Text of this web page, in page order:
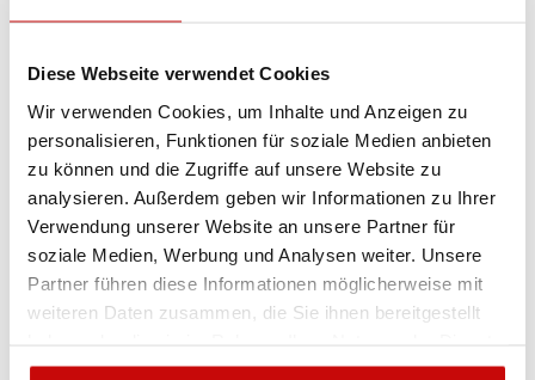
Diese Webseite verwendet Cookies
Wir verwenden Cookies, um Inhalte und Anzeigen zu
personalisieren, Funktionen für soziale Medien anbieten
zu können und die Zugriffe auf unsere Website zu
analysieren. Außerdem geben wir Informationen zu Ihrer
Verwendung unserer Website an unsere Partner für
soziale Medien, Werbung und Analysen weiter. Unsere
Partner führen diese Informationen möglicherweise mit
weiteren Daten zusammen, die Sie ihnen bereitgestellt
gesammelt haben.

Zubehör für die Winde mit max. Zugkraft
von 4.5 Tonnen
290,00 zł SIEHE